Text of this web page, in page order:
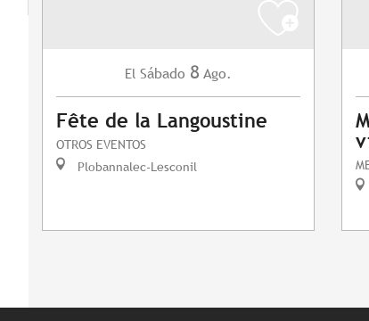
El Sábado 8 Ago.
Fête de la Langoustine
OTROS EVENTOS
Plobannalec-Lesconil